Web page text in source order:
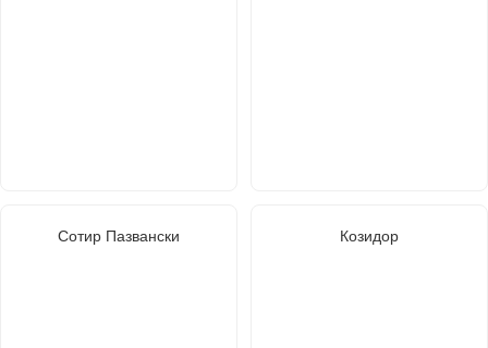
Сотир Пазвански Козидор